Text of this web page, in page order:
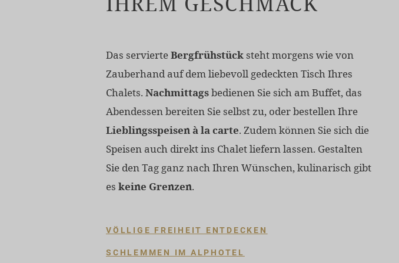
Das servierteBergfrühstück steht morgens wie von
Zauberhand auf dem liebevoll gedeckten Tisch Ihres
Chalets. Nachmittagsbedienen Sie sich am Buffet, das
Abendessen bereiten Sie selbst zu, oder bestellen Ihre
Lieblingsspeisenà la carte. Zudem können Sie sich die
Speisen auch direkt ins Chalet liefern lassen. Gestalten
Sie den Tag ganz nach Ihren Wünschen, kulinarisch gibt
es keine Grenzen.
VÖLLIGE FREIHEIT ENTDECKEN
SCHLEMMEN IM ALPHOTEL